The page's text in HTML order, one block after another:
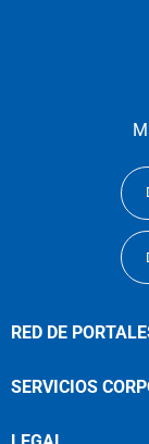
RED DE
SERVICIOS